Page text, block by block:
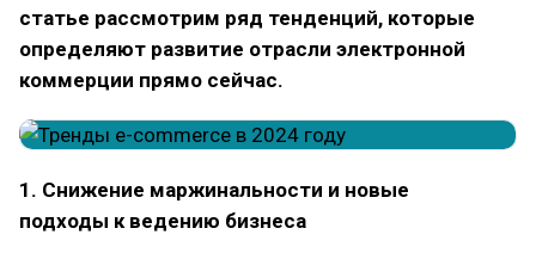
статье рассмотрим ряд тенденций, которые
определяют развитие отрасли электронной
коммерции прямо сейчас.
1. Снижение маржинальности и новые
подходы к ведению бизнеса